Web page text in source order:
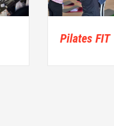
Pilates FIT